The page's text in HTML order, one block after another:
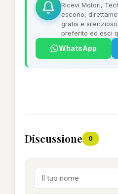
Ricevi Motori,
escono,
gratis e
preferito ed esci
WhatsApp
Discussione 0